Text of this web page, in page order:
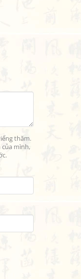
thăm.
mình,